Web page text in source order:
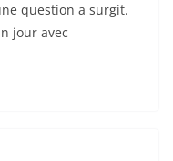
question a surgit.
jour avec